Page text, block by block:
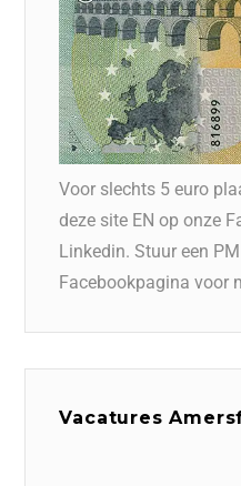
Voor slechts 5 euro
deze site EN op onze
Linkedin. Stuur een
Facebookpagina voor
Vacatures